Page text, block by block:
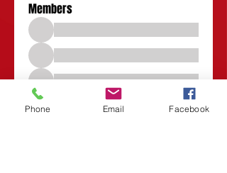
Members
Lihat Semua Ahli (1532)
Phone Email Facebook